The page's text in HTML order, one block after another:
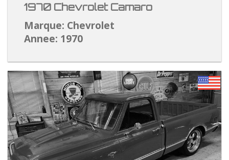
1970 Chevrolet Camaro
Marque: Chevrolet
Annee: 1970